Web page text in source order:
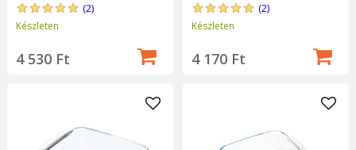
(2)
Készleten
4 530 Ft
(2)
Készleten
4 170 Ft